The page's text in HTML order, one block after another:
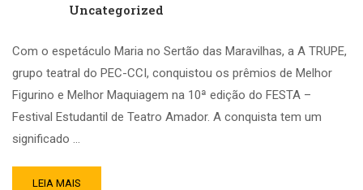
Uncategorized
Com o espetáculo Maria no Sertão das Maravilhas, a A TRUPE,
grupo teatral do PEC-CCI, conquistou os prêmios de Melhor
Figurino e Melhor Maquiagem na 10ª edição do FESTA –
Festival Estudantil de Teatro Amador. A conquista tem um
significado …
LEIA MAIS